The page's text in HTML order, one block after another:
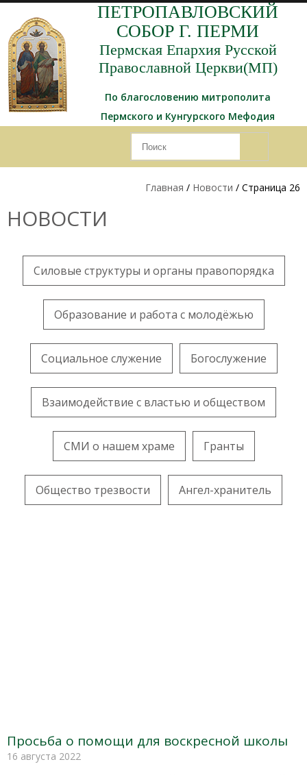
ПЕТРОПАВЛОВСКИЙ
СОБОР Г. ПЕРМИ
Пермская Епархия Русской
Православной Церкви(МП)
По благословению митрополита
Пермского и Кунгурского Мефодия
Главная / Новости / Страница 26
НОВОСТИ
Силовые структуры и органы правопорядка
Образование и работа с молодёжью
Социальное служение Богослужение
Взаимодействие с властью и обществом
СМИ о нашем храме Гранты
Общество трезвости Ангел-хранитель
Просьба о помощи для воскресной школы
16 августа 2022